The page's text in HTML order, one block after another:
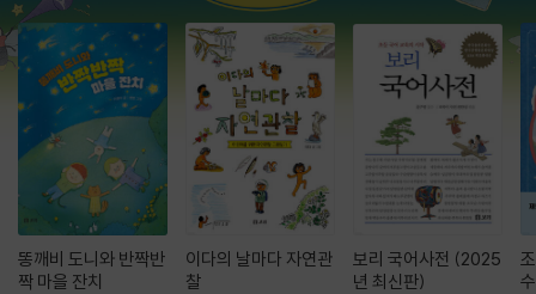
똥깨비 도니와 반짝반
짝 마을 잔치
이다의 날마다 자연관
찰
보리 국어사전 (2025
년 최신판)